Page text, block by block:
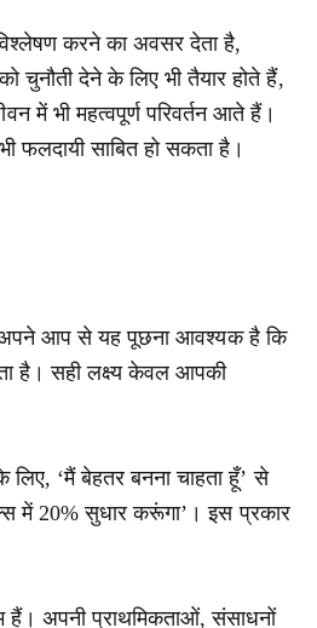
करने का अवसर देता है,
देने के लिए भी तैयार होते हैं,
में भी महत्वपूर्ण परिवर्तन आते हैं।
फलदायी साबित हो सकता है।
अपने आप से यह पूछना आवश्यक है कि
है। सही लक्ष्य केवल आपकी
लिए, ‘मैं बेहतर बनना चाहता हूँ’ से
में 20% सुधार करूंगा’। इस प्रकार
हैं। अपनी प्राथमिकताओं, संसाधनों